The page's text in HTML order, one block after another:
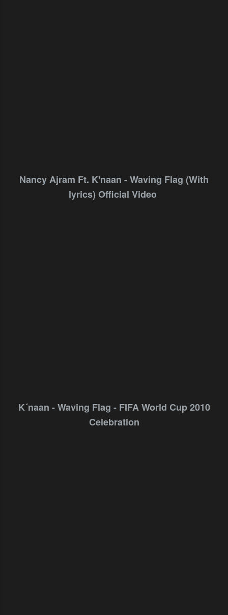
Nancy Ajram Ft. K'naan - Waving Flag (With
lyrics) Official Video
K´naan - Waving Flag - FIFA World Cup 2010
Celebration